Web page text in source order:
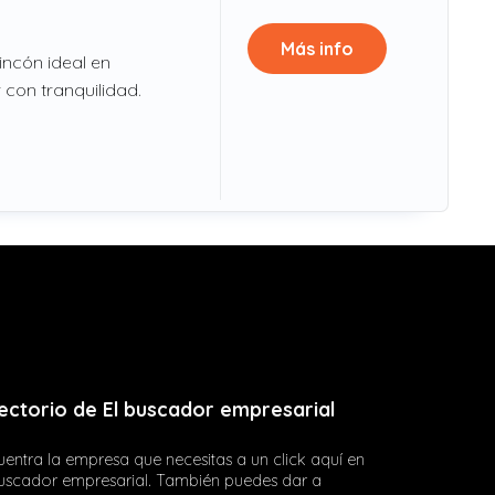
ideal en
tranquilidad.
Más info
de El buscador empresarial
la empresa que necesitas a un click aquí en
empresarial. También puedes dar a